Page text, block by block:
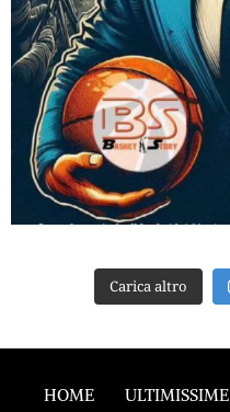
Carica altro
HOME ULTIMISSIME